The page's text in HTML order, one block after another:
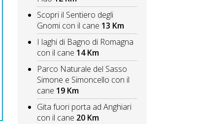
Scopri il Sentiero degli
Gnomi con il cane 13 Km
I laghi di Bagno di Romagna
con il cane 14 Km
Parco Naturale del Sasso
Simone e Simoncello con il
cane 19 Km
Gita fuori porta ad Anghiari
con il cane 20 Km